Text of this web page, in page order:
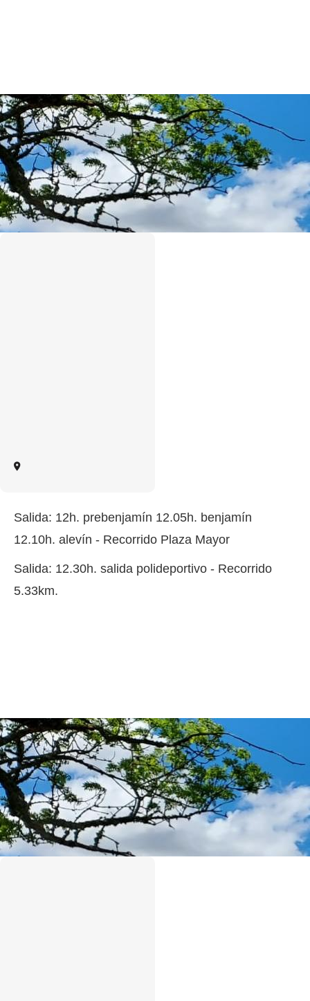
Salida: 12h. prebenjamín 12.05h. benjamín
12.10h. alevín - Recorrido Plaza Mayor
Salida: 12.30h. salida polideportivo - Recorrido
5.33km.